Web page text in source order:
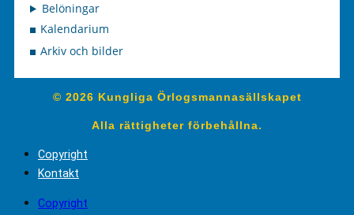
Belöningar
Kalendarium
Arkiv och bilder
© 2026 Kungliga Örlogsmannasällskapet
Alla rättigheter förbehållna.
Copyright
Kontakt
Copyright